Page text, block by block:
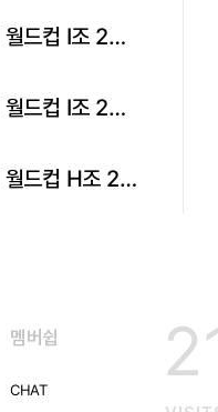
[버스]2026 FIFA 북중미 월드컵 I조 2차전 프랑스 vs 이라크
[버스]2026 FIFA 북중미 월드컵 I조 2차전 노르웨이 vs 세네갈
[버스]2026 FIFA 북중미 월드컵 H조 2차전 우루과이 vs 카보베르데
멤버쉽
CHAT